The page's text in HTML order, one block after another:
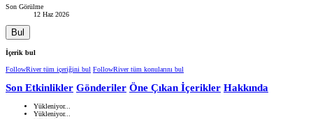
Son Görülme
12 Haz 2026
Bul
İçerik bul
FollowRiver tüm içeriğini bul FollowRiver tüm konularını bul
Son Etkinlikler Gönderiler Öne Çıkan İçerikler Hakkında
Yükleniyor...
Yükleniyor...